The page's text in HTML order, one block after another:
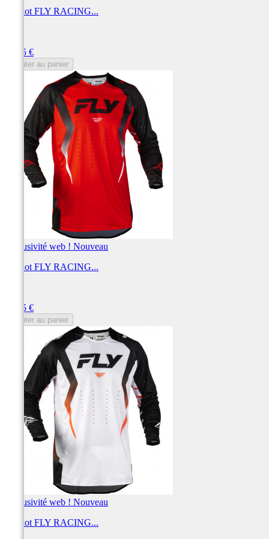
Maillot FLY RACING...
69,95 €
Ajouter au panier
Exclusivité web ! Nouveau
Maillot FLY RACING...
69,95 €
Ajouter au panier
Exclusivité web ! Nouveau
Maillot FLY RACING...